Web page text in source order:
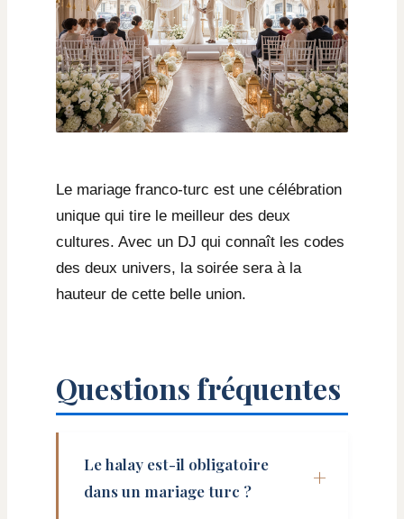
Le mariage franco-turc est une célébration
unique qui tire le meilleur des deux
cultures. Avec un DJ qui connaît les codes
des deux univers, la soirée sera à la
hauteur de cette belle union.
Questions fréquentes
Le halay est-il obligatoire
dans un mariage turc ?